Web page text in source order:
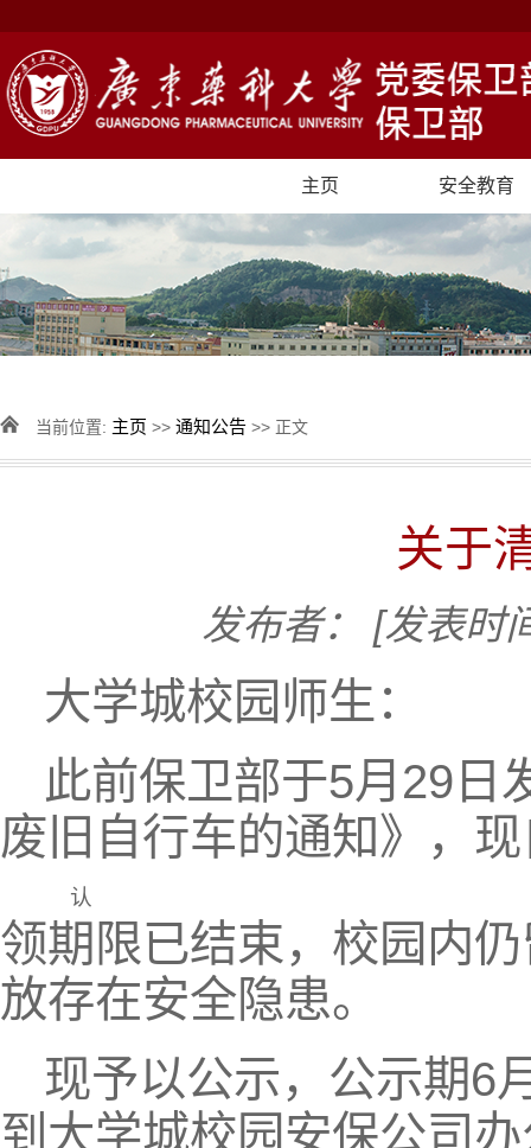
主页 安全教育
当前位置: 主页 >> 通知公告 >> 正文
关于
发布者： [发表时
大学城校园师生：
此前保卫部于5月29日
废旧自行车的通知》，
认
领期限已结束，校园内
放存在安全隐患。
现予以公示，公示期6
到大学城校园安保公司